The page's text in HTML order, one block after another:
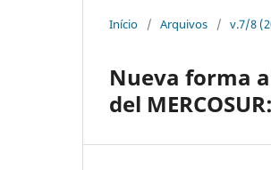
Início / Arquivos / v.7/8
Nueva forma
del